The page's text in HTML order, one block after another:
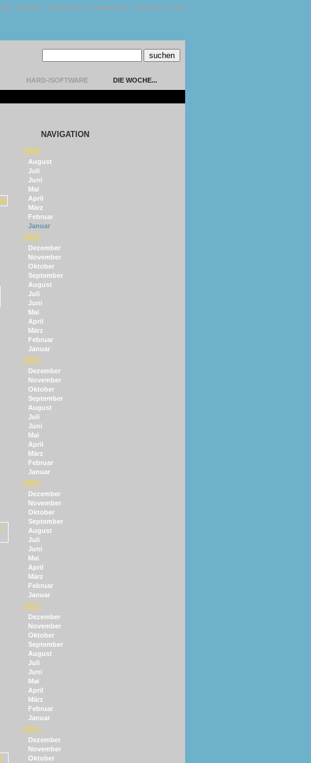
| Kontakt | Datenschutz | Impressum | Version 1.13.0.9
HARD-/SOFTWARE DIE WOCHE...
NAVIGATION
2026
August
Juli
Juni
Mai
April
März
Februar
Januar
2025
Dezember
November
Oktober
September
August
Juli
Juni
Mai
April
März
Februar
Januar
2024
Dezember
November
Oktober
September
August
Juli
Juni
Mai
April
März
Februar
Januar
2023
Dezember
November
Oktober
September
August
Juli
Juni
Mai
April
März
Februar
Januar
2022
Dezember
November
Oktober
September
August
Juli
Juni
Mai
April
März
Februar
Januar
2021
Dezember
November
Oktober